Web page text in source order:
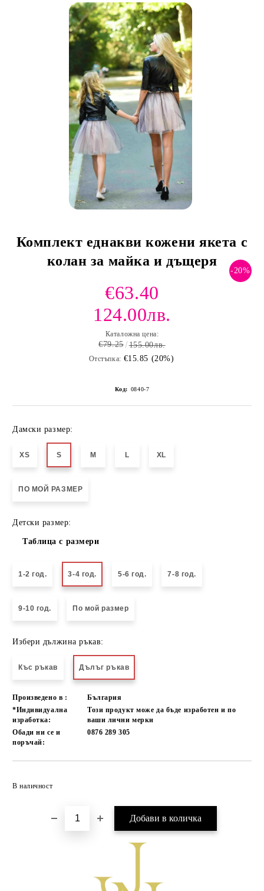
Комплект еднакви кожени якета с
колан за майка и дъщеря
-20%
€63.40
124.00лв.
Каталожна цена:
€79.25 155.00лв.
Отстъпка: €15.85 (20%)
Код: 0840-7
Дамски размер:
XS S M L XL
ПО МОЙ РАЗМЕР
Детски размер:
Таблица с размери
1-2 год. 3-4 год. 5-6 год. 7-8 год.
9-10 год. По мой размер
Избери дължина ръкав:
Къс ръкав Дълъг ръкав
Произведено в :
България
*Индивидуална
изработка:
Този продукт може да бъде изработен и по
ваши лични мерки
Обади ни се и
поръчай:
0876 289 305
В наличност